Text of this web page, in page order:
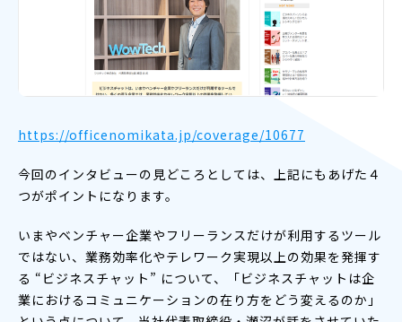
https://officenomikata.jp/coverage/10677
今回のインタビューの見どころとしては、上記にもあげた４
つがポイントになります。
いまやベンチャー企業やフリーランスだけが利用するツール
ではない、業務効率化やテレワーク実現以上の効果を発揮す
る “ビジネスチャット” について、「ビジネスチャットは企
業におけるコミュニケーションの在り方をどう変えるのか」